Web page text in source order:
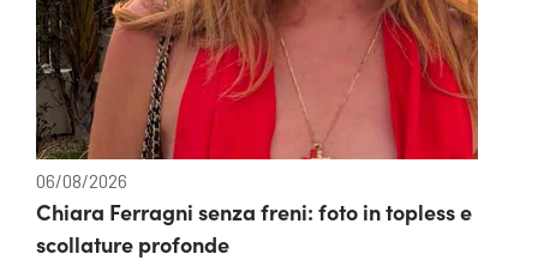
06/08/2026
Chiara Ferragni senza freni: foto in topless e
scollature profonde